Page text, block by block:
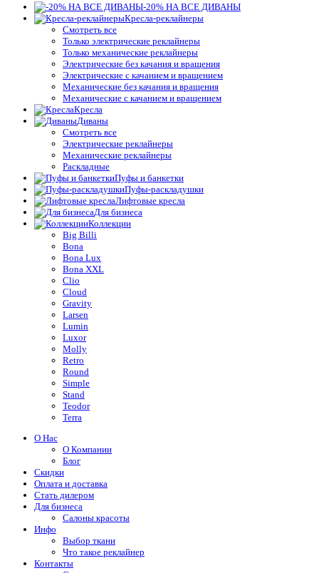
-20% НА ВСЕ ДИВАНЫ
Кресла-реклайнеры
Смотреть все
Только электрические реклайнеры
Только механические реклайнеры
Электрические без качания и вращения
Электрические с качанием и вращением
Механические без качания и вращения
Механические с качанием и вращением
Кресла
Диваны
Смотреть все
Электрические реклайнеры
Механические реклайнеры
Раскладные
Пуфы и банкетки
Пуфы-раскладушки
Лифтовые кресла
Для бизнеса
Коллекции
Big Billi
Bona
Bona Lux
Bona XXL
Clio
Cloud
Gravity
Larsen
Lumin
Luxor
Molly
Retro
Round
Simple
Stand
Teodor
Terra
О Нас
О Компании
Блог
Скидки
Оплата и доставка
Стать дилером
Для бизнеса
Салоны красоты
Инфо
Выбор ткани
Что такое реклайнер
Контакты